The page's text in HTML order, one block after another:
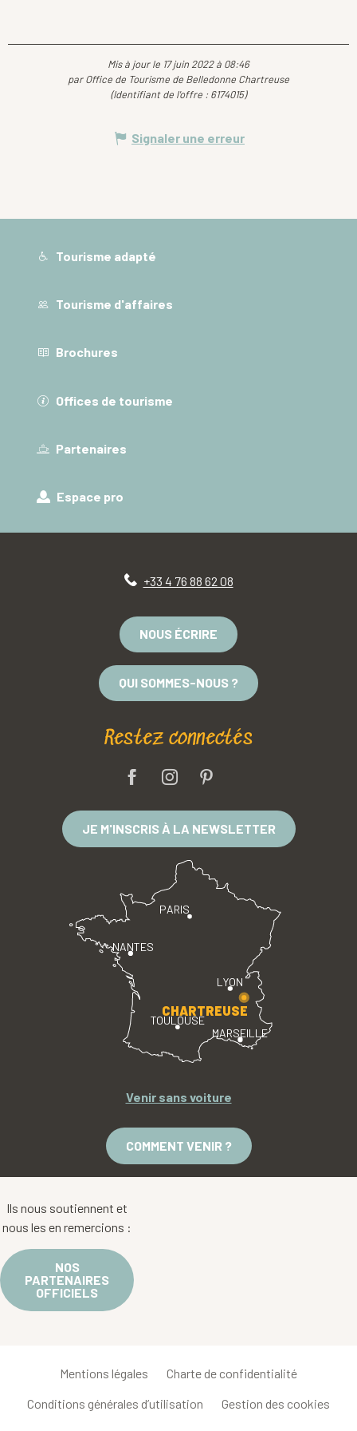
Mis à jour le 17 juin 2022 à 08:46
par Office de Tourisme de Belledonne Chartreuse
(Identifiant de l'offre : 6174015)
Signaler une erreur
Tourisme adapté
Tourisme d'affaires
Brochures
Offices de tourisme
Partenaires
Espace pro
+33 4 76 88 62 08
NOUS ÉCRIRE
QUI SOMMES-NOUS ?
Restez connectés
JE M'INSCRIS À LA NEWSLETTER
PARIS
LYON
TOULOUSE
MARSEILLE
NANTES
CHARTREUSE
Venir sans voiture
COMMENT VENIR ?
Ils nous soutiennent et
nous les en remercions :
NOS
PARTENAIRES
OFFICIELS
Mentions légales Charte de confidentialité
Conditions générales d’utilisation Gestion des cookies